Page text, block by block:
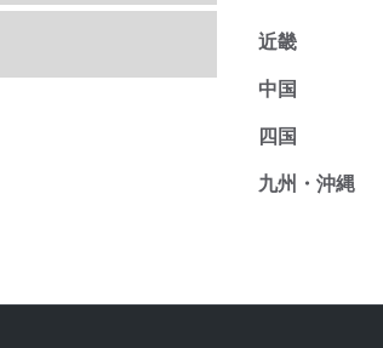
近畿
中国
四国
九州・沖縄